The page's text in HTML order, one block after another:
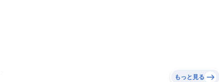
もっと見る